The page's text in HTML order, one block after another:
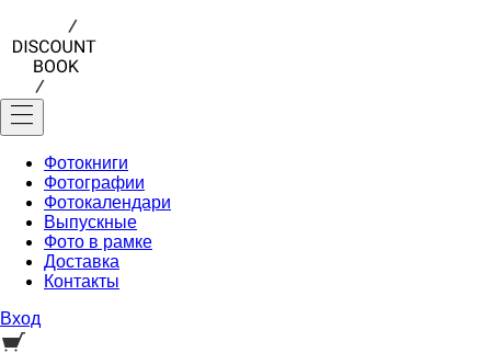
Фотокниги
Фотографии
Фотокалендари
Выпускные
Фото в рамке
Доставка
Контакты
Вход